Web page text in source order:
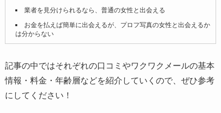
業者を見分けられるなら、普通の女性と出会える
お金を払えば簡単に出会えるが、プロフ写真の女性と出会えるか
は分からない
記事の中ではそれぞれの口コミやワクワクメールの基本
情報・料金・年齢層などを紹介していくので、ぜひ参考
にしてください！